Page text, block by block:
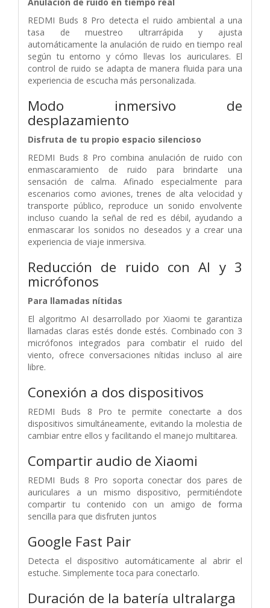
REDMI Buds 8 Pro detecta el ruido ambiental a una
tasa de muestreo ultrarrápida y ajusta
automáticamente la anulación de ruido en tiempo real
según tu entorno y cómo llevas los auriculares. El
control de ruido se adapta de manera fluida para una
experiencia de escucha más personalizada.
Modo inmersivo de
desplazamiento
Disfruta de tu propio espacio silencioso
REDMI Buds 8 Pro combina anulación de ruido con
enmascaramiento de ruido para brindarte una
sensación de calma. Afinado especialmente para
escenarios como aviones, trenes de alta velocidad y
transporte público, reproduce un sonido envolvente
incluso cuando la señal de red es débil, ayudando a
enmascarar los sonidos no deseados y a crear una
experiencia de viaje inmersiva.
Reducción de ruido con AI y 3
micrófonos
Para llamadas nítidas
El algoritmo AI desarrollado por Xiaomi te garantiza
llamadas claras estés donde estés. Combinado con 3
micrófonos integrados para combatir el ruido del
viento, ofrece conversaciones nítidas incluso al aire
libre.
Conexión a dos dispositivos
REDMI Buds 8 Pro te permite conectarte a dos
dispositivos simultáneamente, evitando la molestia de
cambiar entre ellos y facilitando el manejo multitarea.
Compartir audio de Xiaomi
REDMI Buds 8 Pro soporta conectar dos pares de
auriculares a un mismo dispositivo, permitiéndote
compartir tu contenido con un amigo de forma
sencilla para que disfruten juntos
Google Fast Pair
Detecta el dispositivo automáticamente al abrir el
estuche. Simplemente toca para conectarlo.
Duración de la batería ultralarga